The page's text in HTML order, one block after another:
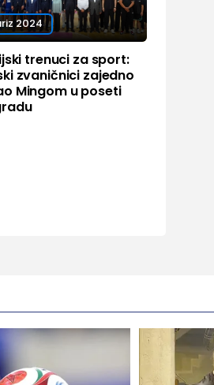
2024
trenuci za sport:
zvaničnici zajedno
Mingom u poseti